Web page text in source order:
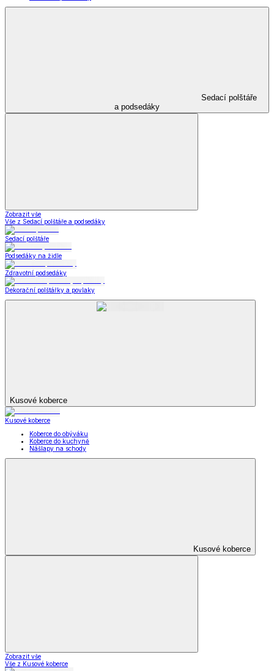
Sedací polštáře
a podsedáky
Zobrazit vše
Vše z Sedací polštáře a podsedáky
Sedací polštáře
Podsedáky na židle
Zdravotní podsedáky
Dekorační polštářky a povlaky
Kusové koberce
Kusové koberce
Koberce do obýváku
Koberce do kuchyně
Nášlapy na schody
Kusové koberce
Zobrazit vše
Vše z Kusové koberce